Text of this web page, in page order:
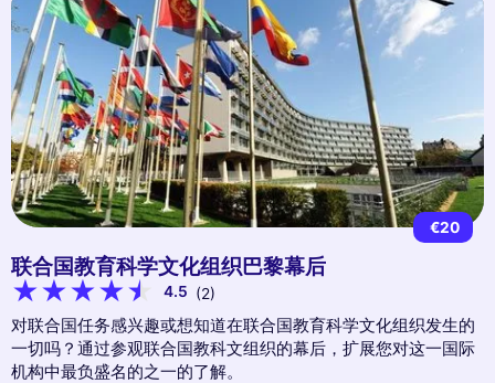
€20
联合国教育科学文化组织巴黎幕后
4.5 (2)
对联合国任务感兴趣或想知道在联合国教育科学文化组织发生的
一切吗？通过参观联合国教科文组织的幕后，扩展您对这一国际
机构中最负盛名的之一的了解。